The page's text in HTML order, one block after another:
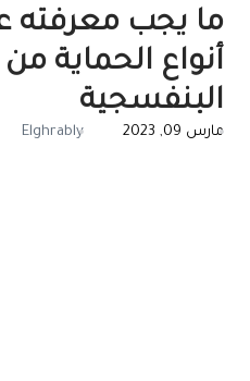
ما يجب معرفته
أنواع الحماية
البنفسجية
مارس 09, 2023 Elghrably